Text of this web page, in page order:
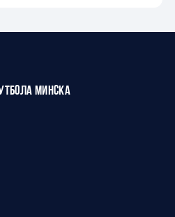
Минска